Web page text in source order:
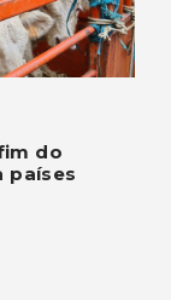
do
países